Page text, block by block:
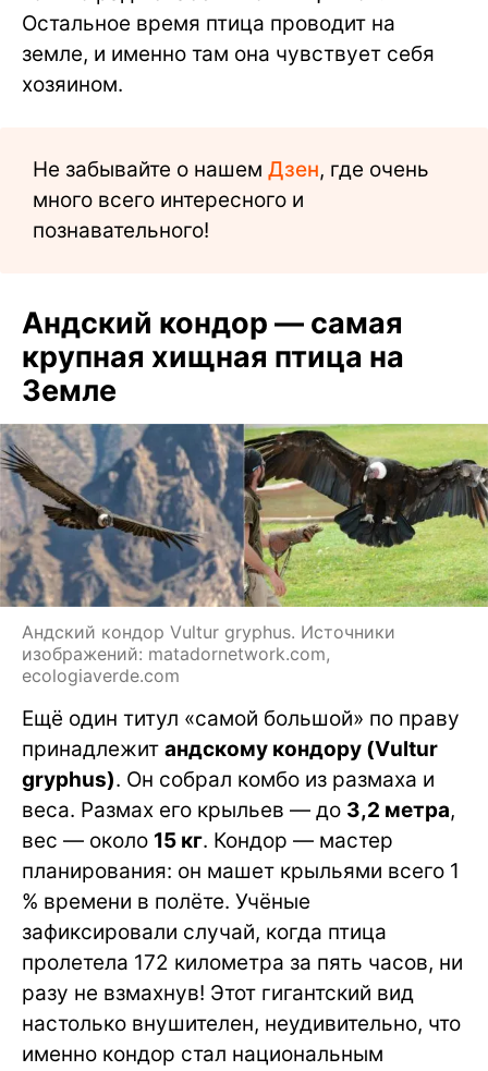
Остальное время птица проводит на
земле, и именно там она чувствует себя
хозяином.
Не забывайте о нашем Дзен, где очень
много всего интересного и
познавательного!
Андский кондор — самая
крупная хищная птица на
Земле
Андский кондор Vultur gryphus. Источники
изображений: matadornetwork.com,
ecologiaverde.com
Ещё один титул «самой большой» по праву
принадлежит андскому кондору (Vultur
gryphus). Он собрал комбо из размаха и
веса. Размах его крыльев — до 3,2 метра,
вес — около 15 кг. Кондор — мастер
планирования: он машет крыльями всего 1
% времени в полёте. Учёные
зафиксировали случай, когда птица
пролетела 172 километра за пять часов, ни
разу не взмахнув! Этот гигантский вид
настолько внушителен, неудивительно, что
именно кондор стал национальным